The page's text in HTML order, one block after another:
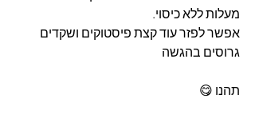
מעלות ללא כיסוי.
אפשר לפזר עוד קצת פיסטוקים ושקדים
גרוסים בהגשה
תהנו 😋